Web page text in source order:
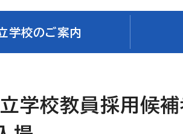
学校のご案内
学校教員採用候